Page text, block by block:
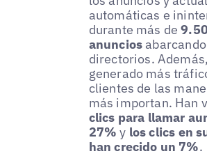
automáticas e
durante más de
anuncios
directorios.
generado más
clientes de las
más importan. Han
clics para llamar
27% y los clics en
han crecido un 7%.